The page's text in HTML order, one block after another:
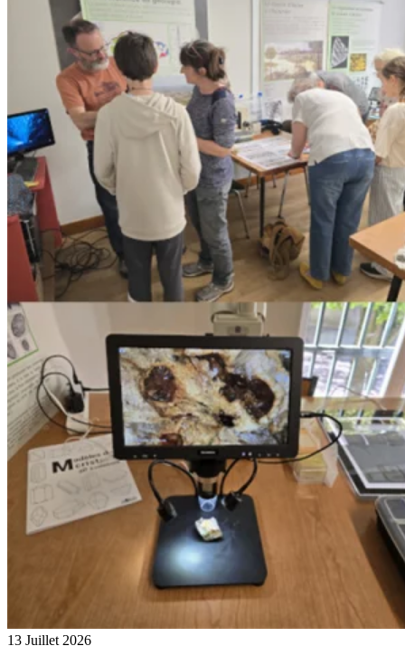
13 Juillet 2026